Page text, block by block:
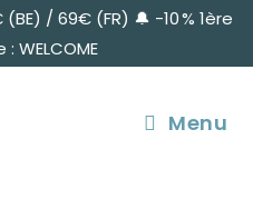
/ 69€ (FR) 🔔 -10 % 1ère
WELCOME
Menu